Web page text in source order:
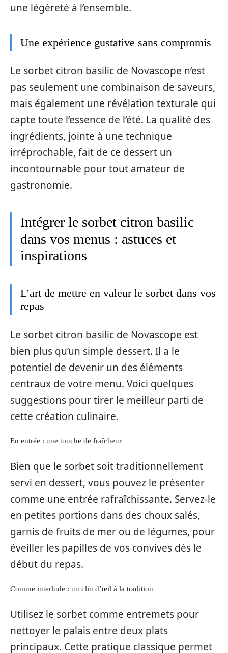
une légèreté à l’ensemble.
Une expérience gustative sans compromis
Le sorbet citron basilic de Novascope n’est
pas seulement une combinaison de saveurs,
mais également une révélation texturale qui
capte toute l’essence de l’été. La qualité des
ingrédients, jointe à une technique
irréprochable, fait de ce dessert un
incontournable pour tout amateur de
gastronomie.
Intégrer le sorbet citron basilic
dans vos menus : astuces et
inspirations
L’art de mettre en valeur le sorbet dans vos
repas
Le sorbet citron basilic de Novascope est
bien plus qu’un simple dessert. Il a le
potentiel de devenir un des éléments
centraux de votre menu. Voici quelques
suggestions pour tirer le meilleur parti de
cette création culinaire.
En entrée : une touche de fraîcheur
Bien que le sorbet soit traditionnellement
servi en dessert, vous pouvez le présenter
comme une entrée rafraîchissante. Servez-le
en petites portions dans des choux salés,
garnis de fruits de mer ou de légumes, pour
éveiller les papilles de vos convives dès le
début du repas.
Comme interlude : un clin d’œil à la tradition
Utilisez le sorbet comme entremets pour
nettoyer le palais entre deux plats
principaux. Cette pratique classique permet